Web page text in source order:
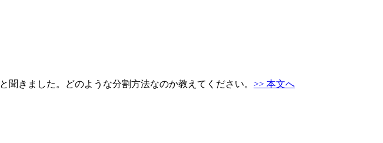
きました。どのような分割方法なのか教えてください。 >> 本文へ